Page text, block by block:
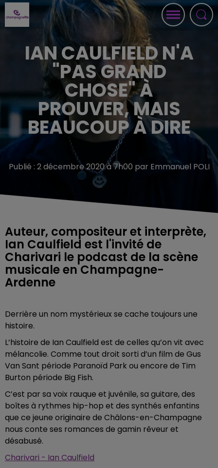
IAN CAULFIELD N'A
"PAS GRAND
CHOSE" À
PROUVER, MAIS
BEAUCOUP À DIRE
Publié : 2 décembre 2020 à 7h00 par Emmanuel POLI
Auteur, compositeur et interprète,
Ian Caulfield est l'invité de
Charivari le podcast de la scène
musicale en Champagne-
Ardenne
Derrière un nom mystérieux se cache toujours une
histoire.
L’histoire de Ian Caulfield est de celles qu’on vit avec
mélancolie. Comme tout droit sorti d’un film de Gus
Van Sant période Paranoïd Park ou encore de Tim
Burton période Big Fish.
C’est par sa voix rauque et juvénile, sa guitare, des
boîtes à rythmes hip-hop et des synthés enfantins
que ce jeune originaire de Châlons-en-Champagne
nous conte ses romances de gamin rêveur et
désabusé.
Charivari - Ian Caulfield